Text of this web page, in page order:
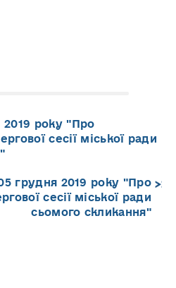
ГОЛОВА
2019 року "Про
сесії міської ради
грудня 2019 року "Про
сесії міської ради
сьомого скликання"